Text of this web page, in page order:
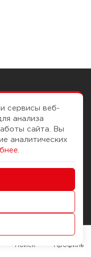
и оплата
оплаты
контроля качества
сервисы веб-
анализа
сайта. Вы
аналитических
Поиск Профиль